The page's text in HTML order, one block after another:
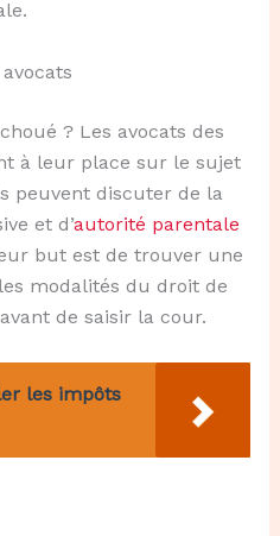
? Les avocats des
à leur place sur le sujet
peuvent discuter de la
et d’autorité parentale
but est de trouver une
modalités du droit de
de saisir la cour.
les impôts